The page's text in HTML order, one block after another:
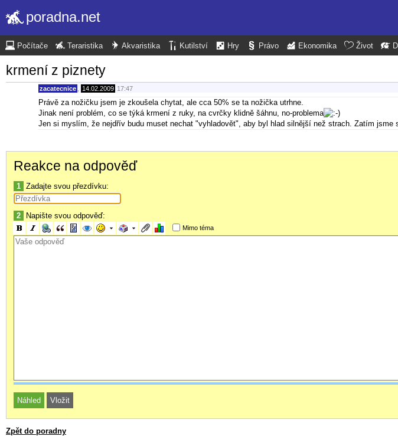
poradna.net
Počítače Teraristika Akvaristika Kutilství Hry Právo Ekonomika Život
krmení z piznety
zacatecnice 14.02.2009 17:47
Právě za nožičku jsem je zkoušela chytat, ale cca 50% se ta nožička utrhne.
Jinak není problém, co se týká krmení z ruky, na cvrčky klidně šáhnu, no-problema
Jen si myslím, že nejdřív budu muset nechat "vyhladovět", aby byl hlad silnější než strach. Zatím jsme
Reakce na odpověď
1 Zadajte svou přezdívku:
2 Napište svou odpověď:
Mimo téma
Zpět do poradny